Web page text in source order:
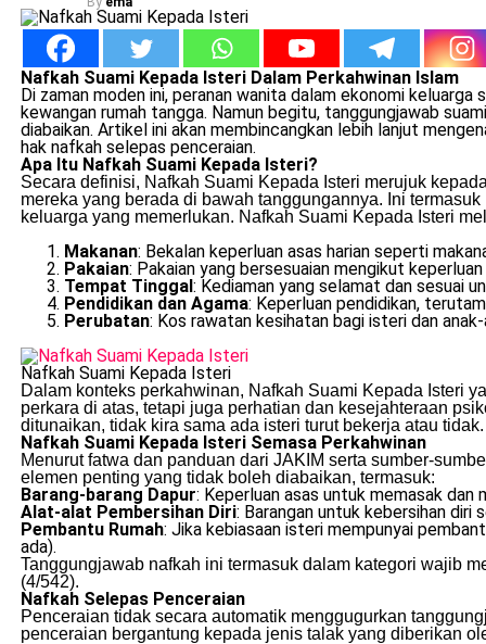
Nafkah Suami Kepada Isteri Dalam Perkahwinan Islam
Di zaman moden ini, peranan wanita dalam ekonomi
kewangan rumah tangga. Namun begitu, tanggungjawab
diabaikan. Artikel ini akan membincangkan lebih lanjut
hak nafkah selepas penceraian.
Apa Itu Nafkah Suami Kepada Isteri?
Secara definisi, Nafkah Suami Kepada Isteri merujuk
mereka yang berada di bawah tanggungannya. Ini
keluarga yang memerlukan. Nafkah Suami Kepada Isteri
Makanan: Bekalan keperluan asas harian seperti
Pakaian: Pakaian yang bersesuaian mengikut
Tempat Tinggal: Kediaman yang selamat dan sesuai
Pendidikan dan Agama: Keperluan pendidikan,
Perubatan: Kos rawatan kesihatan bagi isteri dan
Nafkah Suami Kepada Isteri
Dalam konteks perkahwinan, Nafkah Suami Kepada Isteri
perkara di atas, tetapi juga perhatian dan kesejahteraan
ditunaikan, tidak kira sama ada isteri turut bekerja atau tidak.
Nafkah Suami Kepada Isteri Semasa Perkahwinan
Menurut fatwa dan panduan dari JAKIM serta sumber-
elemen penting yang tidak boleh diabaikan, termasuk:
Barang-barang Dapur: Keperluan asas untuk memasak dan
Alat-alat Pembersihan Diri: Barangan untuk kebersihan diri
Pembantu Rumah: Jika kebiasaan isteri mempunyai
ada).
Tanggungjawab nafkah ini termasuk dalam kategori wajib
(4/542).
Nafkah Selepas Penceraian
Penceraian tidak secara automatik menggugurkan
penceraian bergantung kepada jenis talak yang diberikan